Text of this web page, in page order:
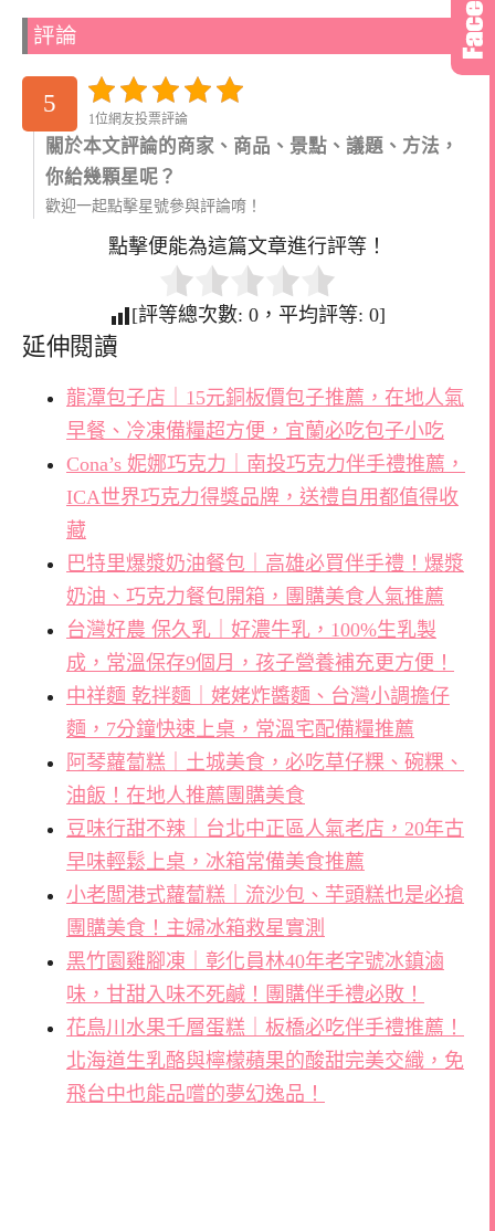
評論
5
1位網友投票評論
關於本文評論的商家、商品、景點、議題、方法，
你給幾顆星呢？
歡迎一起點擊星號參與評論唷！
點擊便能為這篇文章進行評等！
[評等總次數: 0 ，平均評等: 0]
延伸閱讀
龍潭包子店｜15元銅板價包子推薦，在地人氣
早餐、冷凍備糧超方便，宜蘭必吃包子小吃
Cona’s 妮娜巧克力｜南投巧克力伴手禮推薦，
ICA世界巧克力得獎品牌，送禮自用都值得收
藏
巴特里爆漿奶油餐包｜高雄必買伴手禮！爆漿
奶油、巧克力餐包開箱，團購美食人氣推薦
台灣好農 保久乳｜好濃牛乳，100%生乳製
成，常溫保存9個月，孩子營養補充更方便！
中祥麵 乾拌麵｜姥姥炸醬麵、台灣小調擔仔
麵，7分鐘快速上桌，常溫宅配備糧推薦
阿琴蘿蔔糕｜土城美食，必吃草仔粿、碗粿、
油飯！在地人推薦團購美食
豆味行甜不辣｜台北中正區人氣老店，20年古
早味輕鬆上桌，冰箱常備美食推薦
小老闆港式蘿蔔糕｜流沙包、芋頭糕也是必搶
團購美食！主婦冰箱救星實測
黑竹園雞腳凍｜彰化員林40年老字號冰鎮滷
味，甘甜入味不死鹹！團購伴手禮必敗！
花鳥川水果千層蛋糕｜板橋必吃伴手禮推薦！
北海道生乳酪與檸檬蘋果的酸甜完美交織，免
飛台中也能品嚐的夢幻逸品！